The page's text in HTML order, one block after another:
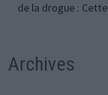
de la drogue :
Archives